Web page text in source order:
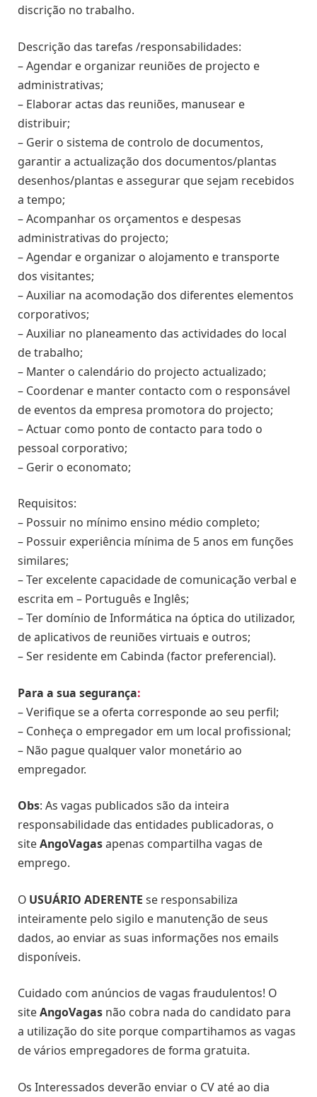
discrição no trabalho.
Descrição das tarefas /responsabilidades:
– Agendar e organizar reuniões de projecto e
administrativas;
– Elaborar actas das reuniões, manusear e
distribuir;
– Gerir o sistema de controlo de documentos,
garantir a actualização dos documentos/plantas
desenhos/plantas e assegurar que sejam recebidos
a tempo;
– Acompanhar os orçamentos e despesas
administrativas do projecto;
– Agendar e organizar o alojamento e transporte
dos visitantes;
– Auxiliar na acomodação dos diferentes elementos
corporativos;
– Auxiliar no planeamento das actividades do local
de trabalho;
– Manter o calendário do projecto actualizado;
– Coordenar e manter contacto com o responsável
de eventos da empresa promotora do projecto;
– Actuar como ponto de contacto para todo o
pessoal corporativo;
– Gerir o economato;
Requisitos:
– Possuir no mínimo ensino médio completo;
– Possuir experiência mínima de 5 anos em funções
similares;
– Ter excelente capacidade de comunicação verbal e
escrita em – Português e Inglês;
– Ter domínio de Informática na óptica do utilizador,
de aplicativos de reuniões virtuais e outros;
– Ser residente em Cabinda (factor preferencial).
Para a sua segurança:
– Verifique se a oferta corresponde ao seu perfil;
– Conheça o empregador em um local profissional;
– Não pague qualquer valor monetário ao
empregador.
Obs: As vagas publicados são da inteira
responsabilidade das entidades publicadoras, o
siteAngoVagasapenas compartilha vagas de
emprego.
O USUÁRIO ADERENTE se responsabiliza
inteiramente pelo sigilo e manutenção de seus
dados, ao enviar as suas informações nos emails
disponíveis.
Cuidado com anúncios de vagas fraudulentos! O
siteAngoVagas não cobra nada do candidato para
a utilização do site porque compartihamos as vagas
de vários empregadores de forma gratuita.
Os Interessados deverão enviar o CV até ao dia